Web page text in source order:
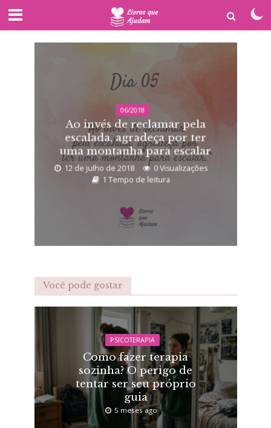
06/2018
Ao invés de reclamar pela
escalada, agradeça por ter
uma montanha para escalar
12 de julho de 2018
0 Visualizações
1 Tempo de leitura
Você pode gostar
PSICOTERAPIA
Como fazer terapia
sozinha? O perigo de
tentar ser seu próprio
guia
5 meses ago